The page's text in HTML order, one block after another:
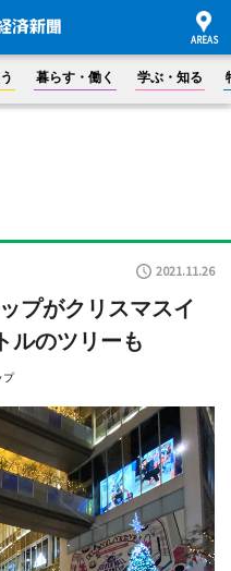
暮らす・働く 学ぶ・知る
2021.11.26
プがクリスマスイ
のツリーも
プ